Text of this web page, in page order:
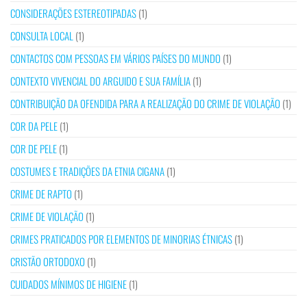
CONSIDERAÇÕES ESTEREOTIPADAS(1)
CONSULTA LOCAL (1)
CONTACTOS COM PESSOAS EM VÁRIOS PAÍSES DO MUNDO (1)
CONTEXTO VIVENCIAL DO ARGUIDO E SUA FAMÍLIA(1)
CONTRIBUIÇÃO DA OFENDIDA PARA A REALIZAÇÃO DO CRIME DE VIOLAÇÃO (1)
COR DA PELE(1)
COR DE PELE(1)
COSTUMES E TRADIÇÕES DA ETNIA CIGANA(1)
CRIME DE RAPTO (1)
CRIME DE VIOLAÇÃO (1)
CRIMES PRATICADOS POR ELEMENTOS DE MINORIAS ÉTNICAS(1)
CRISTÃO ORTODOXO (1)
CUIDADOS MÍNIMOS DE HIGIENE(1)